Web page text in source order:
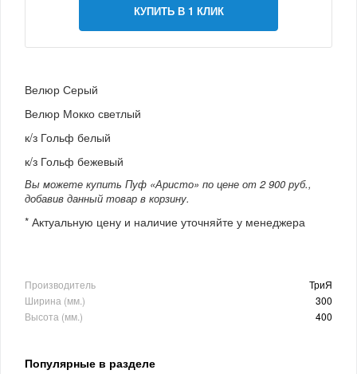
КУПИТЬ В 1 КЛИК
Велюр Серый
Велюр Мокко светлый
к/з Гольф белый
к/з Гольф бежевый
Вы можете купить Пуф «Аристо» по цене от 2 900 руб.,
добавив данный товар в корзину.
* Актуальную цену и наличие уточняйте у менеджера
Производитель
ТриЯ
Ширина (мм.)
300
Высота (мм.)
400
Популярные в разделе